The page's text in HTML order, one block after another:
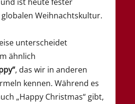
Weihnachtskultur.
unterscheidet
ähnlich
, das wir in anderen
kennen. Während es
„Happy Christmas“ gibt,